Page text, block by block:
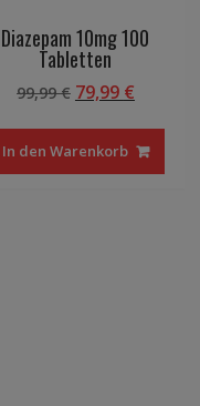
Diazepam 10mg 100
Tabletten
99,99€
war:
99,99 €
79,99 €
ist:
79,99 €.
In den Warenkorb